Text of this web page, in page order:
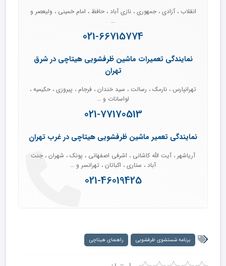
انقلاب ، آزادی ، جمهوری ، نازی آباد ، حافظ ، امام خمینی ، ولیعصر و
…
021-66715774
نمایندگی تعمیرات ماشین ظرفشویی هیتاچی در شرق
تهران
تهرانپارس ، نارمک ، رسالت ، سید خندان ، فرجام ، پیروزی ، حکیمیه ،
لواسانات و …
021-77170513
نمایندگی تعمیر ماشین ظرفشویی هیتاچی در غرب تهران
آریاشهر ، آیت الله کاشانی ، اشرفی اصفهانی ، پونک ، شهران ، جنت
آباد ، ستاری ، اکباتان ، تهرانسر و …
021-46019425
برنامه شستشوی ظرفشویی راهنمای هیتاچی